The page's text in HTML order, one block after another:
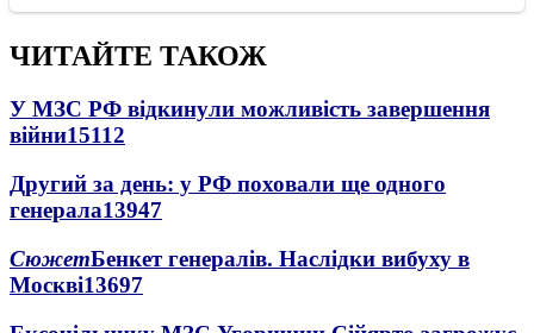
ЧИТАЙТЕ ТАКОЖ
У МЗС РФ відкинули можливість завершення
війни15112
Другий за день: у РФ поховали ще одного
генерала13947
СюжетБенкет генералів. Наслідки вибуху в
Москві13697